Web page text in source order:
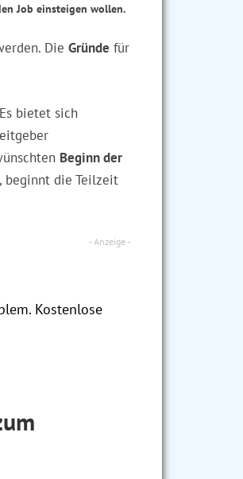
Job einsteigen wollen.
Die Gründe für
bietet sich
Beginn der
beginnt die Teilzeit
Kostenlose